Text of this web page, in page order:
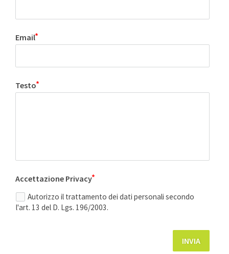
Email
Testo
Accettazione Privacy
Autorizzo il trattamento dei dati personali secondo
l'art. 13 del D. Lgs. 196/2003.
INVIA